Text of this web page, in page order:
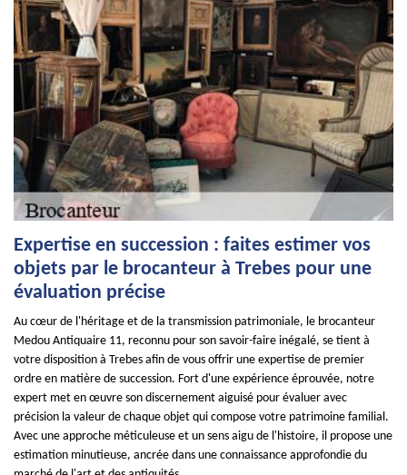
Expertise en succession : faites estimer vos
objets par le brocanteur à Trebes pour une
évaluation précise
Au cœur de l'héritage et de la transmission patrimoniale, le brocanteur
Medou Antiquaire 11, reconnu pour son savoir-faire inégalé, se tient à
votre disposition à Trebes afin de vous offrir une expertise de premier
ordre en matière de succession. Fort d'une expérience éprouvée, notre
expert met en œuvre son discernement aiguisé pour évaluer avec
précision la valeur de chaque objet qui compose votre patrimoine familial.
Avec une approche méticuleuse et un sens aigu de l'histoire, il propose une
estimation minutieuse, ancrée dans une connaissance approfondie du